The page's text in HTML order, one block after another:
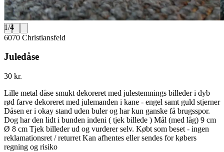
1/4
6070 Christiansfeld
Juledåse
30 kr.
Lille metal dåse smukt dekoreret med julestemnings billeder i dyb
rød farve dekoreret med julemanden i kane - engel samt guld stjerner
Dåsen er i okay stand uden buler og har kun ganske få brugsspor.
Dog har den lidt i bunden indeni ( tjek billede ) Mål (med låg) 9 cm
Ø 8 cm Tjek billeder ud og vurderer selv. Købt som beset - ingen
reklamationsret / returret Kan afhentes eller sendes for købers
regning og risiko